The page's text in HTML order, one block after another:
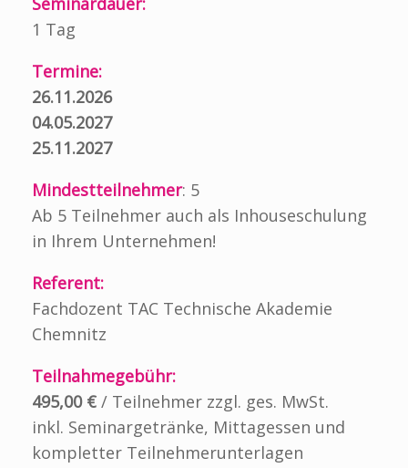
1 Tag
Termine:
26.11.2026
04.05.2027
25.11.2027
Mindestteilnehmer: 5
Ab 5 Teilnehmer auch als Inhouseschulung
in Ihrem Unternehmen!
Referent:
Fachdozent TAC Technische Akademie
Chemnitz
Teilnahmegebühr:
495,00 € / Teilnehmer zzgl. ges. MwSt.
inkl. Seminargetränke, Mittagessen und
kompletter Teilnehmerunterlagen